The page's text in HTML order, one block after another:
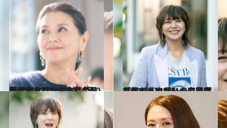
2024.11.22
【インタビューを読む】「弱音を吐いちゃうのも私じゃん」と…小泉今日子が考える世の中に“足りない”ポジティブさ
カルチャー 2024.3.13
「私の人生もいつも結論なんて出てない」小泉今日子が『ホントのコイズミさん』で感じた宮藤官九郎たちの“ムード”
カルチャー